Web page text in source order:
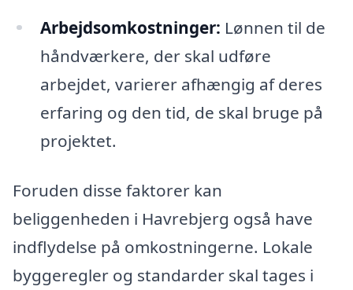
Arbejdsomkostninger: Lønnen til de
håndværkere, der skal udføre
arbejdet, varierer afhængig af deres
erfaring og den tid, de skal bruge på
projektet.
Foruden disse faktorer kan
beliggenheden i Havrebjerg også have
indflydelse på omkostningerne. Lokale
byggeregler og standarder skal tages i